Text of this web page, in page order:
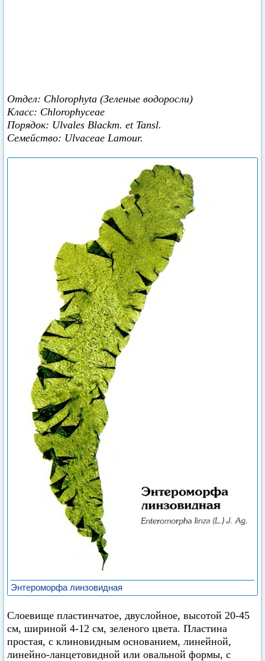
Отдел: Chlorophyta (Зеленые водоросли)
Класс: Chlorophyceae
Порядок: Ulvales Blackm. et Tansl.
Семейство: Ulvaceae Lamour.
Энтероморфа линзовидная
Слоевище пластинчатое, двуслойное, высотой 20-45
см, шириной 4-12 см, зеленого цвета. Пластина
простая, с клиновидным основанием, линейной,
линейно-ланцетовидной или овальной формы, с